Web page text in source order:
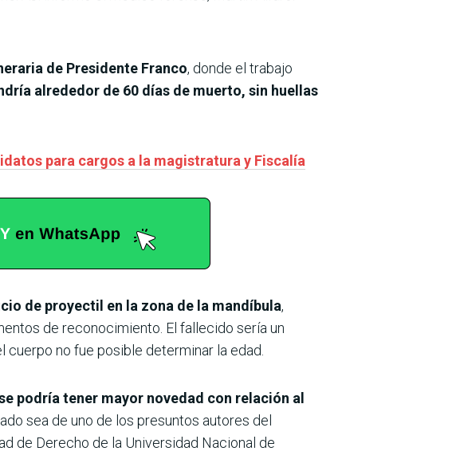
de Presidente Franco, donde el trabajo
alrededor de 60 días de muerto, sin huellas
para cargos a la magistratura y Fiscalía
de proyectil en la zona de la mandíbula,
de reconocimiento. El fallecido sería un
no fue posible determinar la edad.
podría tener mayor novedad con relación al
sea de uno de los presuntos autores del
de Derecho de la Universidad Nacional de